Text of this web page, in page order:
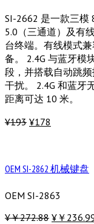
SI-2662 是一款三模
5.0（三通道）及有
台终端。有线模式
备。 2.4G 与蓝牙模
段，并搭载自动跳
干扰。 2.4G 和蓝牙
距离可达 10 米。
¥193 ¥178
OEM SI-2862 机械键盘
OEM SI-2863
¥￥272.88 ¥￥